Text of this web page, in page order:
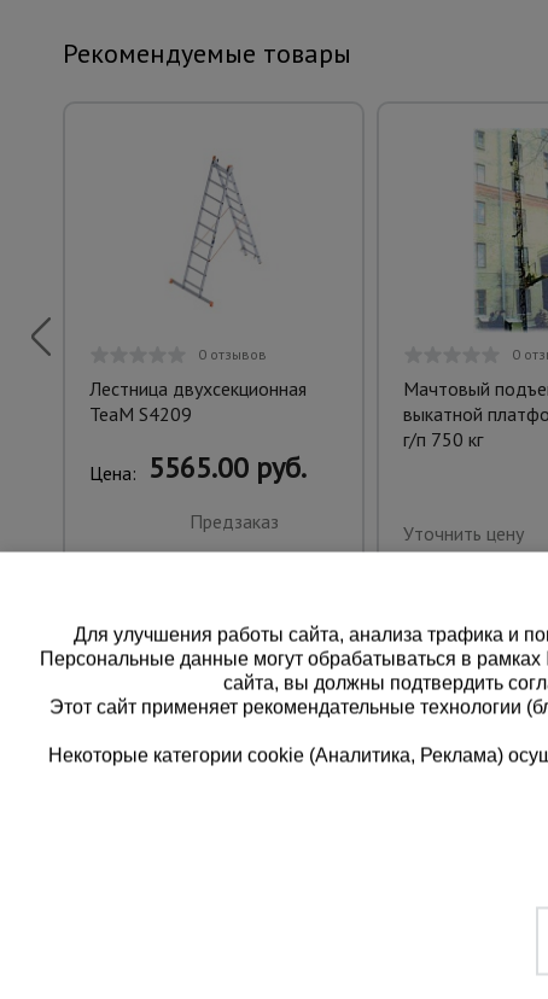
Рекомендуемые товары
0 отзывов
Лестница двухсекционная
TeaM S4209
Цена: 5565.00 руб.
Предзаказ
0
Мачтовый
выкатной
г/п 750 кг
Уточнить цену
Для улучшения работы сайта, анализа трафика и
Персональные данные могут обрабатываться в рамках
сайта, вы должны подтвердить
Этот сайт применяет рекомендательные
Некоторые категории cookie (Аналитика, Реклама)